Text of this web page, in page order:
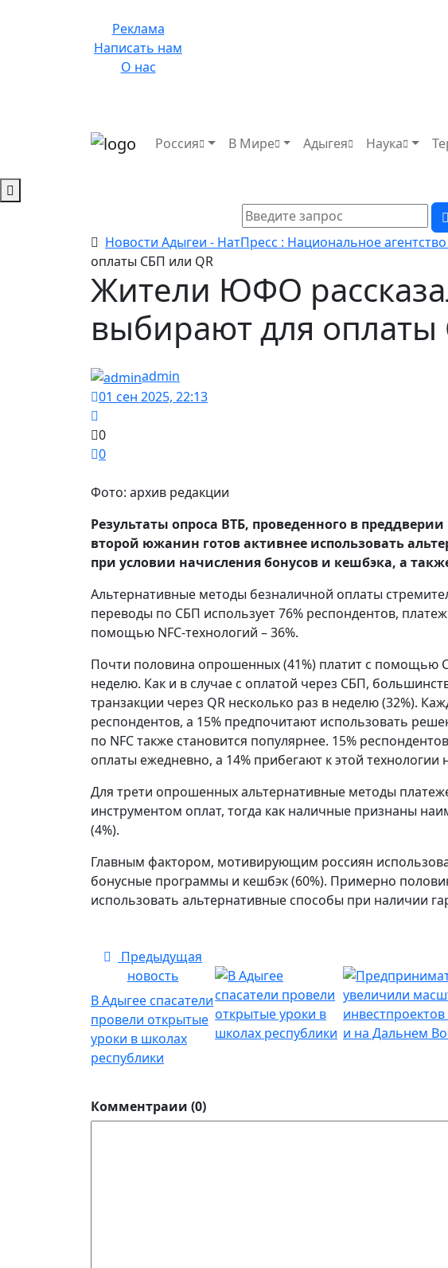
Реклама
Написать нам
О нас
Россия В Мире Адыгея Наука
Новости Адыгеи - НатПресс : Национальное
оплаты СБП или QR
Жители ЮФО
выбирают для оплаты
admin
01 сен 2025, 22:13
0
0
Фото: архив редакции
Результаты опроса ВТБ, проведенного в
второй южанин готов активнее использовать
при условии начисления бонусов и кешбэка, а
Альтернативные методы безналичной оплаты
переводы по СБП использует 76% респондентов,
помощью NFC‑технологий – 36%.
Почти половина опрошенных (41%) платит с помощью
неделю. Как и в случае с оплатой через СБП,
транзакции через QR несколько раз в неделю (32%).
респондентов, а 15% предпочитают использовать
по NFC также становится популярнее. 15%
оплаты ежедневно, а 14% прибегают к этой технологии
Для трети опрошенных альтернативные методы
инструментом оплат, тогда как наличные признаны
(4%).
Главным фактором, мотивирующим россиян
бонусные программы и кешбэк (60%). Примерно
использовать альтернативные способы при наличии
Предыдущая
новость
В Адыгее спасатели
провели открытые
уроки в школах
республики
Комментраии (0)